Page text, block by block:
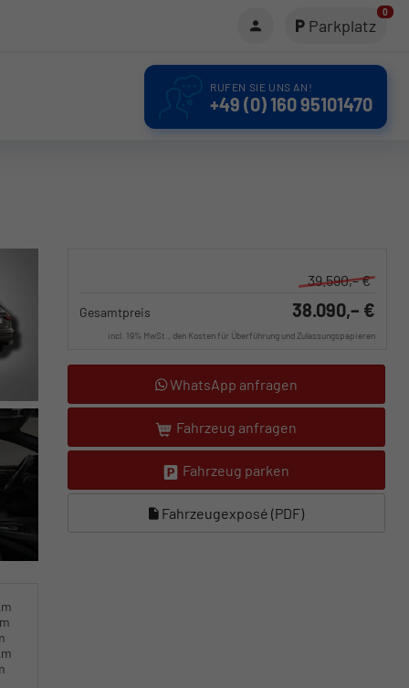
Parkplatz
0
RUFEN SIE UNS AN!
+49 (0) 160 95101470
39.590,– €
Gesamtpreis 38.090,– €
incl. 19% MwSt., den Kosten für Überführung und Zulassungspapieren
WhatsApp anfragen
Fahrzeug anfragen
Fahrzeug parken
Fahrzeugexposé (PDF)